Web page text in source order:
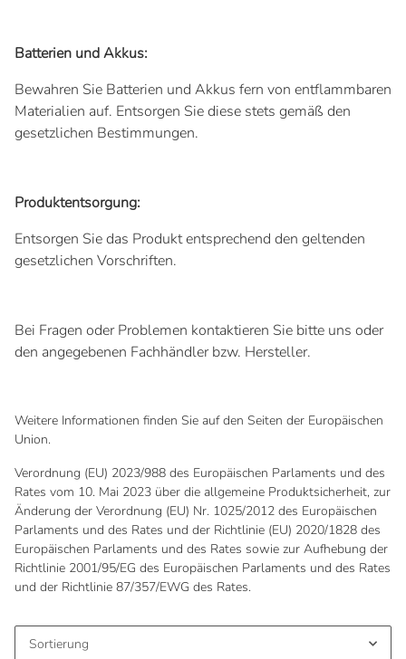
Batterien und Akkus:
Bewahren Sie Batterien und Akkus fern von entflammbaren
Materialien auf. Entsorgen Sie diese stets gemäß den
gesetzlichen Bestimmungen.
Produktentsorgung:
Entsorgen Sie das Produkt entsprechend den geltenden
gesetzlichen Vorschriften.
Bei Fragen oder Problemen kontaktieren Sie bitte uns oder
den angegebenen Fachhändler bzw. Hersteller.
Weitere Informationen finden Sie auf den Seiten der Europäischen
Union.
Verordnung (EU) 2023/988 des Europäischen Parlaments und des
Rates vom 10. Mai 2023 über die allgemeine Produktsicherheit, zur
Änderung der Verordnung (EU) Nr. 1025/2012 des Europäischen
Parlaments und des Rates und der Richtlinie (EU) 2020/1828 des
Europäischen Parlaments und des Rates sowie zur Aufhebung der
Richtlinie 2001/95/EG des Europäischen Parlaments und des Rates
und der Richtlinie 87/357/EWG des Rates.
Sortierung